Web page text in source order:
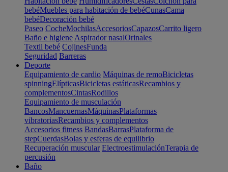
bebéMuebles para habitación de bebéCunasCama
bebéDecoración bebé
Paseo CocheMochilasAccesoriosCapazosCarrito ligero
Baño e higiene Aspirador nasalOrinales
Textil bebé CojinesFunda
Seguridad Barreras
Deporte
Equipamiento de cardio Máquinas de remoBicicletas
spinningElípticasBicicletas estáticasRecambios y
complementosCintasRodillos
Equipamiento de musculación
BancosMancuernasMáquinasPlataformas
vibratoriasRecambios y complementos
Accesorios fitness BandasBarrasPlataforma de
stepCuerdasBolas y esferas de equilibrio
Recuperación muscular ElectroestimulaciónTerapia de
percusión
Baño